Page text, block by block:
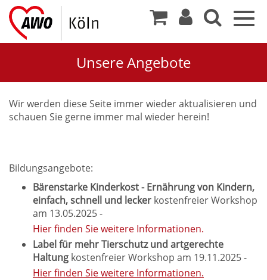
Unsere Angebote
Wir werden diese Seite immer wieder aktualisieren und
schauen Sie gerne immer mal wieder herein!
Bildungsangebote:
Bärenstarke Kinderkost - Ernährung von Kindern,
einfach, schnell und lecker kostenfreier Workshop
am 13.05.2025 -
Hier finden Sie weitere Informationen.
Label für mehr Tierschutz und artgerechte
Haltung kostenfreier Workshop am 19.11.2025 -
Hier finden Sie weitere Informationen.